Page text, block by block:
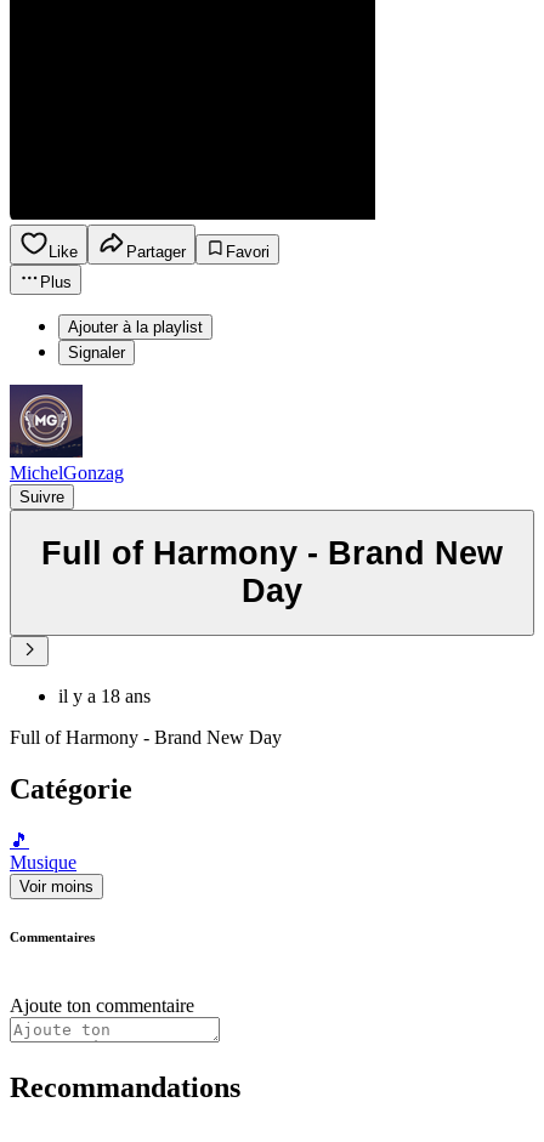
Like Partager
Favori
Plus
Ajouter à la playlist
Signaler
MichelGonzag
Suivre
Full of Harmony - Brand New
Day
il y a 18 ans
Full of Harmony - Brand New Day
Catégorie
🎵
Musique
Voir moins
Commentaires
Ajoute ton commentaire
Recommandations